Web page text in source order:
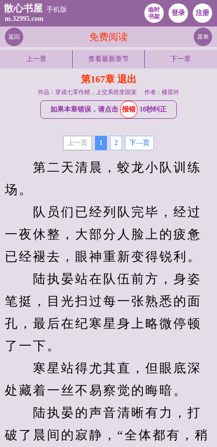
散心书屋 手机版
m.32995.com
临时
书架
登录 注册
免费阅读
返回 菜单
上一章 查看最新章节 下一章
第167章 退出
作品：穿成七零作精，上交系统变国宠 作者：楼星吟
如果本章错误，请点击 报错 10秒纠正
上一页 1 2 下—页
第二天清晨，蛟龙小队训练
场。
队员们已经列队完毕，经过
一夜休整，大部分人脸上的疲惫
已经褪去，眼神重新变得锐利。
陆执晏站在队伍前方，身姿
笔挺，目光扫过每一张熟悉的面
孔，最后在纪寒星身上略微停顿
了一下。
寒星站得尤其直，但眼底深
处藏着一丝不易察觉的晦暗。
陆执晏的声音清晰有力，打
破了晨间的寂静，“全体都有，稍